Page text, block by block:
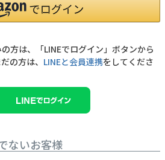
方は、「LINEでログイン」ボタンから
の方は、 LINEと会員連携をしてくださ
ないお客様